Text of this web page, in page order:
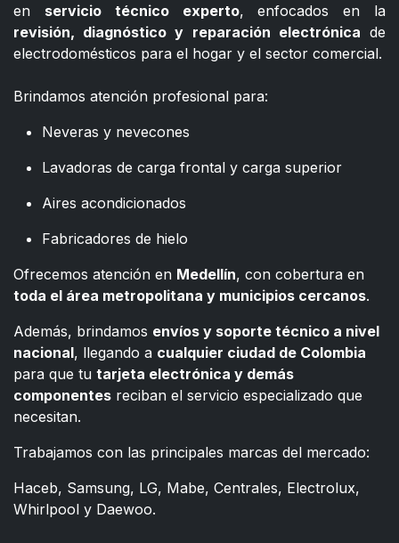
en servicio técnico experto, enfocados en la
revisión, diagnóstico y reparación electrónica de
electrodomésticos para el hogar y el sector comercial.
Brindamos atención profesional para:
Neveras y nevecones
Lavadoras de carga frontal y carga superior
Aires acondicionados
Fabricadores de hielo
Ofrecemos atención en Medellín, con cobertura en
toda el área metropolitana y municipios cercanos.
Además, brindamos envíos y soporte técnico a nivel
nacional, llegando a cualquier ciudad de Colombia
para que tu tarjeta electrónica y demás
componentes reciban el servicio especializado que
necesitan.
Trabajamos con las principales marcas del mercado:
Haceb, Samsung, LG, Mabe, Centrales, Electrolux,
Whirlpool y Daewoo.